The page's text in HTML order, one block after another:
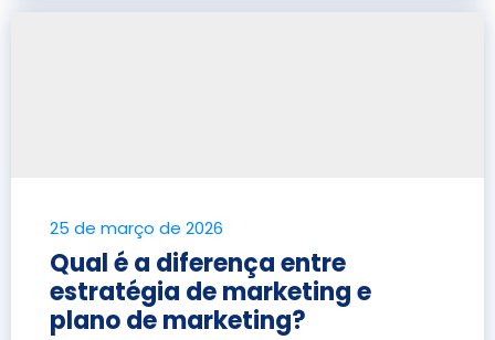
25 de março de 2026
Qual é a diferença entre
estratégia de marketing e
plano de marketing?